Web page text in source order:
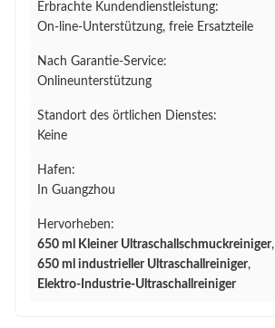
Erbrachte Kundendienstleistung:
On-line-Unterstützung, freie Ersatzteile
Nach Garantie-Service:
Onlineunterstützung
Standort des örtlichen Dienstes:
Keine
Hafen:
In Guangzhou
Hervorheben:
650 ml Kleiner Ultraschallschmuckreiniger,
650 ml industrieller Ultraschallreiniger,
Elektro-Industrie-Ultraschallreiniger